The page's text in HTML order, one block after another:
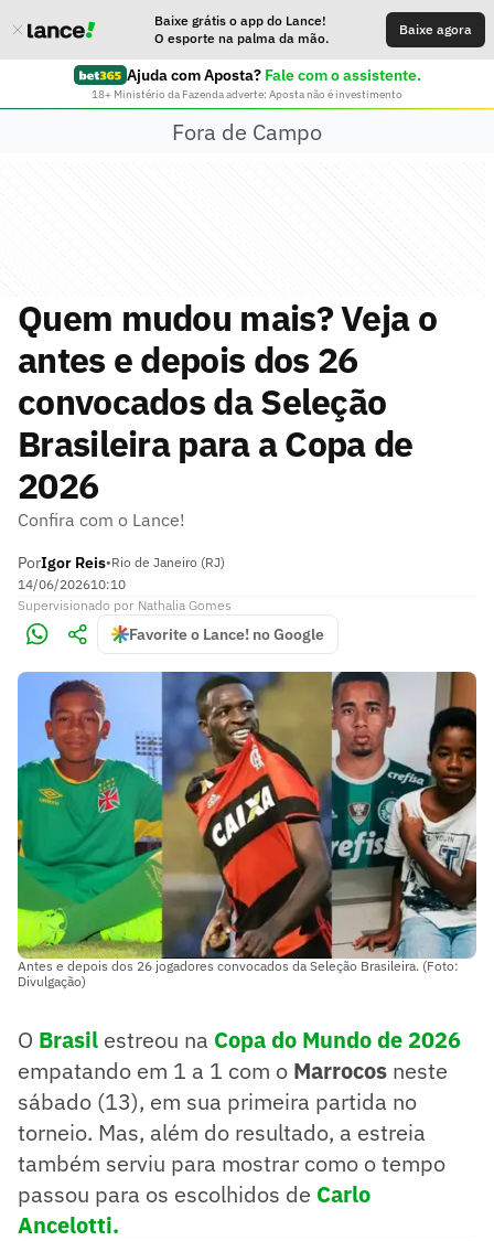
Baixe grátis o app do Lance!
O esporte na palma da mão.
Baixe agora
Ajuda com Aposta? Fale com o assistente.
18+ Ministério da Fazenda adverte: Aposta não é investimento
Fora de Campo
Quem mudou mais? Veja o
antes e depois dos 26
convocados da Seleção
Brasileira para a Copa de
2026
Confira com o Lance!
PorIgor Reis•Rio de Janeiro (RJ)
14/06/202610:10
Supervisionado por Nathalia Gomes
Favorite o Lance! no Google
Antes e depois dos 26 jogadores convocados da Seleção Brasileira. (Foto:
Divulgação)
O Brasil estreou na Copa do Mundo de 2026
empatando em 1 a 1 com o Marrocos neste
sábado (13), em sua primeira partida no
torneio. Mas, além do resultado, a estreia
também serviu para mostrar como o tempo
passou para os escolhidos de Carlo
Ancelotti.